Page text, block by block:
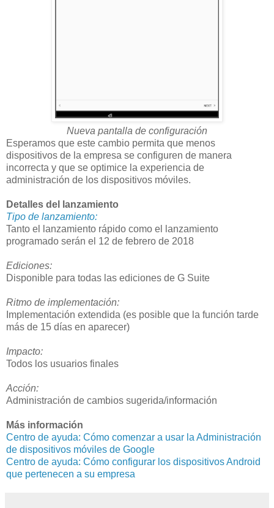
Nueva pantalla de configuración
Esperamos que este cambio permita que menos
dispositivos de la empresa se configuren de manera
incorrecta y que se optimice la experiencia de
administración de los dispositivos móviles.
Detalles del lanzamiento
Tipo de lanzamiento:
Tanto el lanzamiento rápido como el lanzamiento
programado serán el 12 de febrero de 2018
Ediciones:
Disponible para todas las ediciones de G Suite
Ritmo de implementación:
Implementación extendida (es posible que la función tarde
más de 15 días en aparecer)
Impacto:
Todos los usuarios finales
Acción:
Administración de cambios sugerida/información
Más información
Centro de ayuda: Cómo comenzar a usar la Administración
de dispositivos móviles de Google
Centro de ayuda: Cómo configurar los dispositivos Android
que pertenecen a su empresa